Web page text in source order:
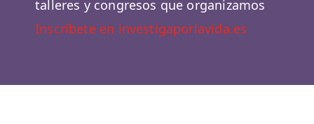
talleres y congresos que organizamos
Inscríbete en investigaporlavida.es